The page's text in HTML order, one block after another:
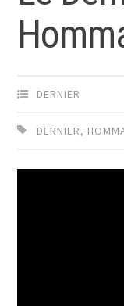
DERNIER
DERNIER,